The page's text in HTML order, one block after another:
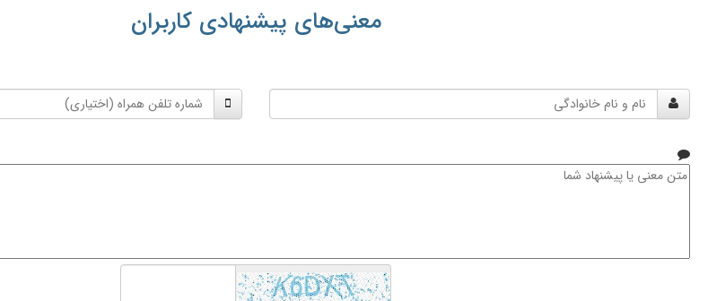
معنی‌های پیشنهادی کاربران
و
شماره
تلفن
متن